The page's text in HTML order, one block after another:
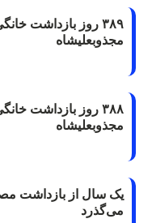
۳۸۹ روز بازداشت
مجذوبعلیشاه
۳۸۸ روز بازداشت
مجذوبعلیشاه
یک سال از بازداشت
می‌گذرد